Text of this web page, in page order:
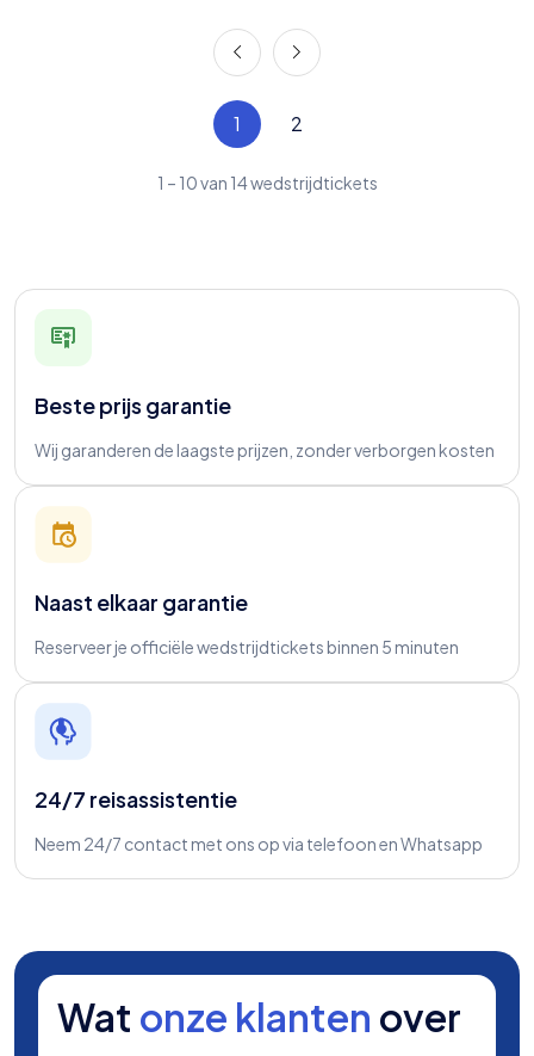
1 2
1 – 10van 14wedstrijdtickets
Beste prijs garantie
Wij garanderen de laagste prijzen, zonder verborgen kosten
Naast elkaar garantie
Reserveer je officiële wedstrijdtickets binnen 5 minuten
24/7 reisassistentie
Neem 24/7 contact met ons op via telefoon en Whatsapp
Wat onze klanten over